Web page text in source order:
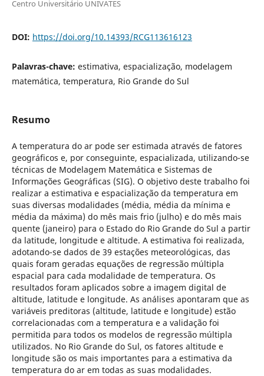
Centro Universitário UNIVATES
DOI: https://doi.org/10.14393/RCG113616123
Palavras-chave: estimativa, espacialização, modelagem
matemática, temperatura, Rio Grande do Sul
Resumo
A temperatura do ar pode ser estimada através de fatores
geográficos e, por conseguinte, espacializada, utilizando-se
técnicas de Modelagem Matemática e Sistemas de
Informações Geográficas (SIG). O objetivo deste trabalho foi
realizar a estimativa e espacialização da temperatura em
suas diversas modalidades (média, média da mínima e
média da máxima) do mês mais frio (julho) e do mês mais
quente (janeiro) para o Estado do Rio Grande do Sul a partir
da latitude, longitude e altitude. A estimativa foi realizada,
adotando-se dados de 39 estações meteorológicas, das
quais foram geradas equações de regressão múltipla
espacial para cada modalidade de temperatura. Os
resultados foram aplicados sobre a imagem digital de
altitude, latitude e longitude. As análises apontaram que as
variáveis preditoras (altitude, latitude e longitude) estão
correlacionadas com a temperatura e a validação foi
permitida para todos os modelos de regressão múltipla
utilizados. No Rio Grande do Sul, os fatores altitude e
longitude são os mais importantes para a estimativa da
temperatura do ar em todas as suas modalidades.